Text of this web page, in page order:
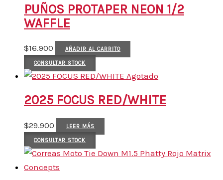
PUÑOS PROTAPER NEON 1/2
WAFFLE
$16.900 AÑADIR AL CARRITO
CONSULTAR STOCK
Agotado
2025 FOCUS RED/WHITE
$29.900 LEER MÁS
CONSULTAR STOCK